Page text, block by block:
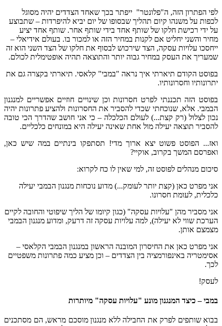
לפי הפתרון הזה, ה"פלונטר" ייפתר בכך שאחד הצדדים יהיה מסוגל
לכפות על משנהו קיום תהליך שבסופו של יום יביא להיפרדות – שתבוצע
על ידי רכישת חלקו של שותף אחד בידי שותף אחר. שותף אחד יציע
מחיר והשני יחליט אם לקנות במחיר הזה או למכור בו. בעולם אידיאלי –
ייחסכו עלויות עסקה, הצד שירכוש לבסוף את חלקו של הצד השני הוא זה
שמעריך את העסק במחיר גבוה יותר והתוצאה תהיה אופטימלית לכולם.
בפוסט הקודם תיארתי איך נראה "במבי" קלאסי. תיארתי בקצרה גם את
יתרונותיו וחסרונותיו.
בפוסט הזה תכננתי לפרט חסרונות וכן שינויים חוזיים אפשריים למנגנון
הבמבי. אלא, שנוכחתי שכדי להסביר את החסרונות ולהציע פתרונות יהיה
נכון לצלול (רק קצת...) לעולם הכלכלה – כי אני חושב שהדרך הכי טובה
להסביר תוצאה יעילה מול אחת שאינה יעילה היא במונחים כלכליים.
ואז... הפוסט פשוט יצא ארוך מדי! תסתפקו בינתיים במה שיש כאן,
ואפרסם המשך בקרוב, אוקיי?
סיכום מנהלים לפוסט זה, למי שאין לו כח לקרוא:
אני מפרט כאן (קצת יותר לעומק...) מדוע נוכחות מנגנון הבמבי יעילה
כלכלית, לעומת חסרונו.
אני מסביר מהן "עלויות עסקה" (כגון קיומו של הליך שיפוטי והחובה לקיים
הערכת שווי לא יעילה), למה עלויות עסקה זה דרעק, ומדוע מנגנון הבמבי
מצמצם אותן.
אני מפרט כאן את החיסרון המובנה הראשון במנגנון הבמבי הקלאסי –
אסימטריה באינפורמציה בין הצדדים – וכן מציע כמה פתרונות משפטיים
לכך.
לעסק!
במבי – כיצד המנגנון מונע "עלויות עסקה" מיותרות
בבוא שותפים לפרק את החבילה ללא מנגנון מוסכם מראש, הם מסתכנים